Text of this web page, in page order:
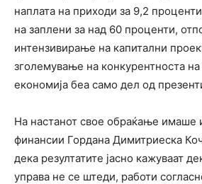
наплата на приходи за 9,2
на заплени за над 60 проценти,
интензивирање на капитални
зголемување на конкурентноста
економија беа само дел од
На настанот свое обраќање имаше
финансии Гордана Димитриеска
дека резултатите јасно кажуваат
управа не се штеди, работи